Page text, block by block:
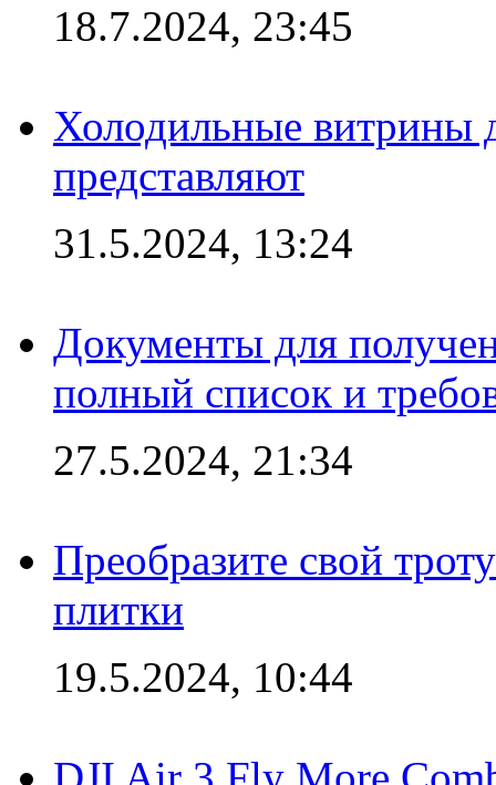
18.7.2024, 23:45
Холодильные витрины
представляют
31.5.2024, 13:24
Документы для
полный список и
27.5.2024, 21:34
Преобразите свой
плитки
19.5.2024, 10:44